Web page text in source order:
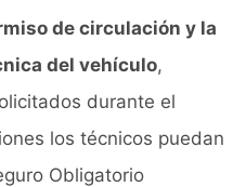
de circulación y la
del vehículo,
durante el
los técnicos puedan
Obligatorio